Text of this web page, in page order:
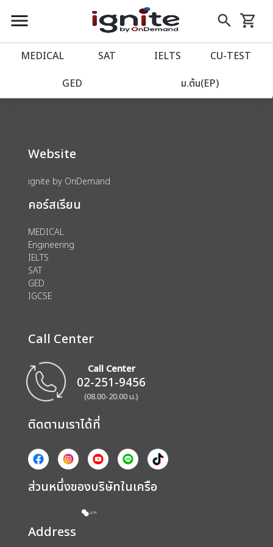
close
account_balance หน้าแรก
เว็บไซต์อิกไนท์
import_contacts วางแผนการเรียน
account_circle เข้าสู่ระบบ
assignment ลงทะเบียน
menu search
Skip
to
shopping_cart
รถเข็น
MEDICAL SAT IELTS CU‑TEST
GED ม.ต้น(EP)
We could not find anything for 80002039
Website
ignite by OnDemand
คอร์สเรียน
MEDICAL
Engineering
IELTS
SAT
GED
IGCSE
Call Center
Call Center
02-251-9456
(08.00-20.00 น.)
ติดตามเราได้ที่
ส่วนหนึ่งของบริษัทในเครือ
Address